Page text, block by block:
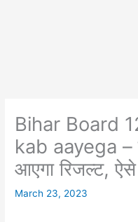
Bihar Board
kab aayega –
आएगा रिजल्ट,
March 23, 2023